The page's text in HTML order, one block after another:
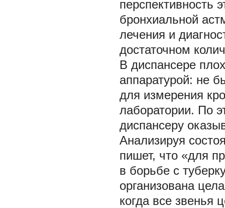
перспективность
бронхиальной
лечения и
достаточном
В диспансере
аппаратурой: не
для измерения
лаборатории. По
диспансеру
Анализируя
пишет, что «для
в борьбе с
организована
когда все звенья